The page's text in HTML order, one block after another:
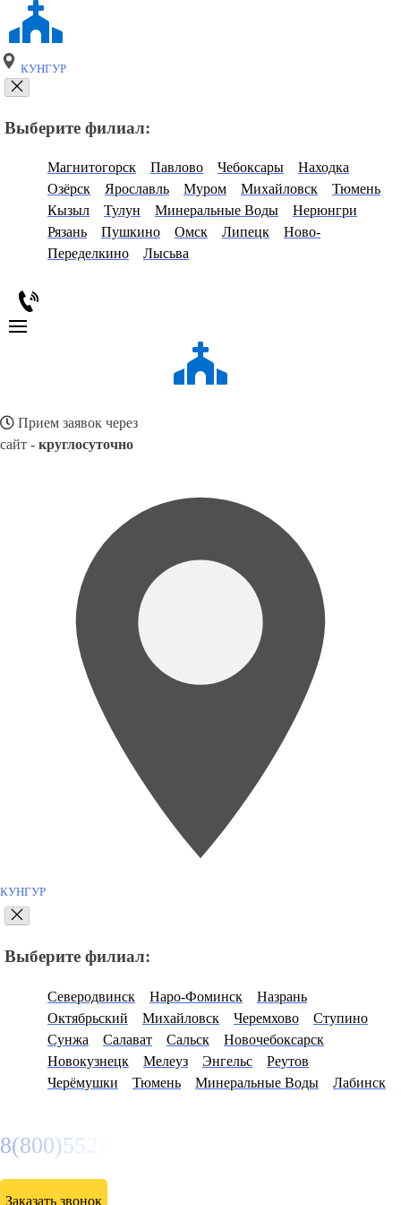
КУНГУР
Выберите филиал:
Магнитогорск Павлово Чебоксары
Находка
Озёрск
Ярославль Муром Михайловск
Тюмень
Кызыл
Тулун Минеральные Воды
Нерюнгри
Рязань
Пушкино Омск Липецк
Ново-
Переделкино
Лысьва
Прием заявок через
сайт - круглосуточно
КУНГУР
Выберите филиал:
Северодвинск Наро-Фоминск
Назрань
Октябрьский
Михайловск Черемхово
Ступино
Сунжа
Салават Сальск
Новочебоксарск
Новокузнецк
Мелеуз Энгельс
Реутов
Черёмушки
Тюмень Минеральные Воды Лабинск
8(800)5527584
Заказать звонок